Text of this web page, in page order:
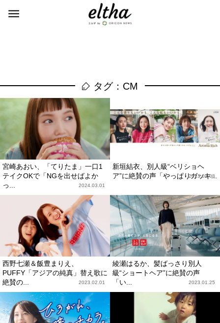
タグ：CM
宮崎あおい、「てりたま」一口1
テイクOKで「NGを出せばよか
っ...
2024.03.01
新垣結衣、別人級“ベリショヘ
ア”に絶賛の声「やっぱりガッキ...
2023.02.08
西野七瀬＆飯豊まりえ、
PUFFY「アジアの純真」替え歌に
絶賛の...
2023.02.01
綾瀬はるか、髪ばっさり別人
級“ショートヘア”に絶賛の声
「い...
2023.01.25